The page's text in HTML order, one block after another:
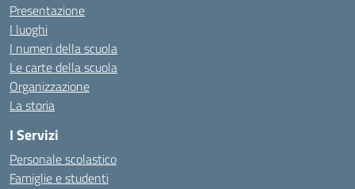
Presentazione
I luoghi
I numeri della scuola
Le carte della scuola
Organizzazione
La storia
I Servizi
Personale scolastico
Famiglie e studenti